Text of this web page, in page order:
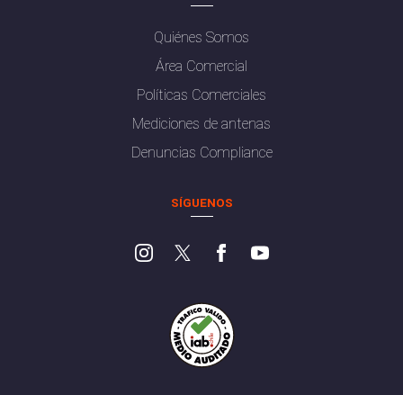
Quiénes Somos
Área Comercial
Políticas Comerciales
Mediciones de antenas
Denuncias Compliance
SÍGUENOS